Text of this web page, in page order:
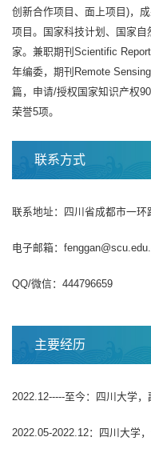
创新合作项目、面上项目)，
项目。国家科技计划、国家
家。兼职期刊Scientific
年编委，期刊Remote
篇，申请/授权国家知识产权
荣誉5项。
​联系方式
联系地址：四川省成都市一环
电子邮箱：
QQ/微信：444796659
主要经历
2022.12-----至今：四川大学，
2022.05-2022.12：四川大学